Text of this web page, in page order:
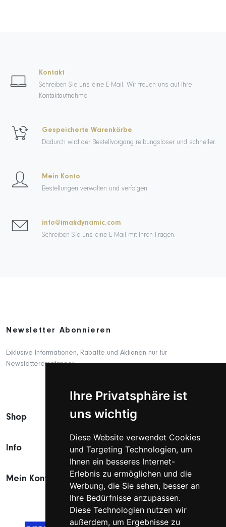
Ihre Privatsphäre ist
uns wichtig
Diese Website verwendet Cookies
und Targeting Technologien, um
Ihnen ein besseres Internet-
Erlebnis zu ermöglichen und die
Werbung, die Sie sehen, besser an
Ihre Bedürfnisse anzupassen.
Diese Technologien nutzen wir
außerdem, um Ergebnisse zu
Kontakt
Schreiben Sie uns eine E-Mail. Wir freuen uns auf Ihre
Kontaktaufnahme.
Gespeicherte Warenkörbe
Dadurch wird der Bestellvorgang reibungsloser und schneller.
Mein Konto
Bestellungen verwalten und verfolgen.
info@imakdynamic.com
Schreiben Sie uns eine E-Mail mit Ihren Fragen.
Newsletter Abonnieren
Exklusive Informationen, Rabatte und Aktionen nur für
Newsletterempfänger.
Shop
Info
Mein Konto